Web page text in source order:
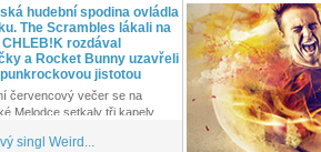
hudební spodina ovládla
The Scrambles lákali na
rozdával
a Rocket Bunny uzavřeli
jistotou
červencový večer se na
Melodce setkaly tři kapely...
singl Weird...